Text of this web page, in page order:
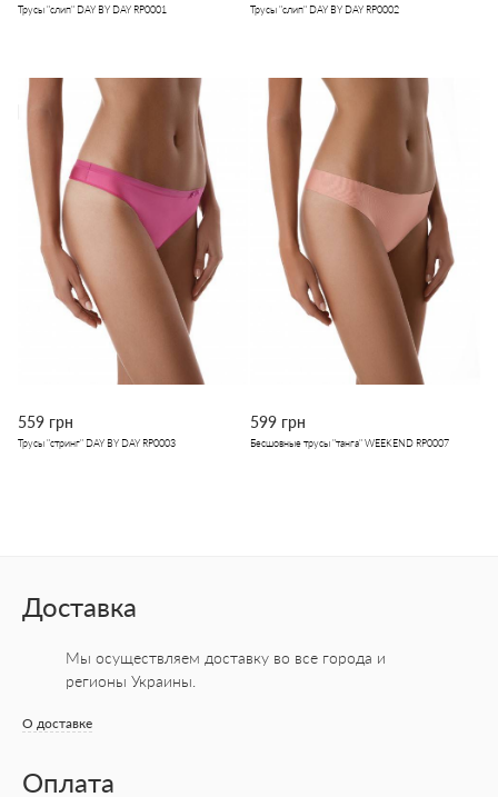
Трусы "слип" DAY BY DAY RP0001 Трусы "слип" DAY BY DAY RP0002
559 грн
Трусы "стринг" DAY BY DAY RP0003
599 грн
Бесшовные трусы "танга" WEEKEND RP0007
Доставка
Мы осуществляем доставку во все города и
регионы Украины.
О доставке
Оплата